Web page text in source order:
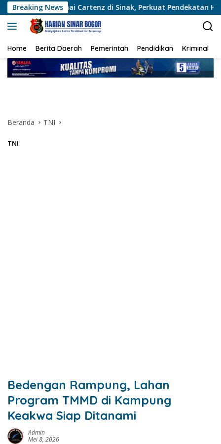
Langsung
ke
konten
Breaking News
Cartenz di Sinak, Perkuat Pendekatan Humanis Bersama
Home Berita Daerah Pemerintah Pendidikan Kriminal
Beranda TNI
TNI
Bedengan Rampung, Lahan
Program TMMD di Kampung
Keakwa Siap Ditanami
Admin
Mei 8, 2026